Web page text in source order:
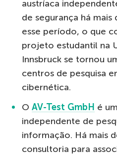
austríaca
de segurança há mais
esse período, o que
projeto estudantil na
Innsbruck se tornou
centros de pesquisa
cibernética.
O AV-Test GmbH é
independente de
informação. Há mais
consultoria para